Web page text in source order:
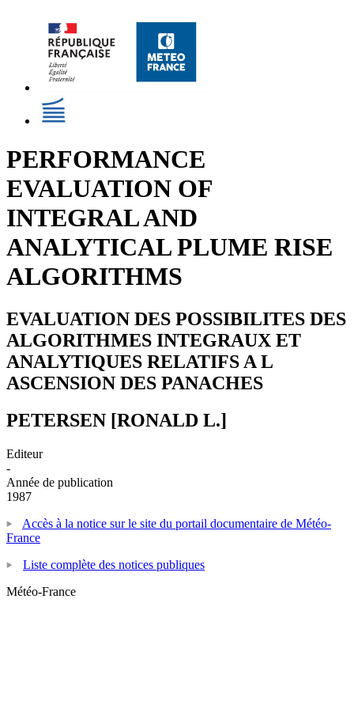
PERFORMANCE
EVALUATION OF
INTEGRAL AND
ANALYTICAL PLUME RISE
ALGORITHMS
EVALUATION DES POSSIBILITES DES
ALGORITHMES INTEGRAUX ET
ANALYTIQUES RELATIFS A L
ASCENSION DES PANACHES
PETERSEN [RONALD L.]
Editeur
-
Année de publication
1987
Accès à la notice sur le site du portail documentaire de Météo-
France
Liste complète des notices publiques
Météo-France